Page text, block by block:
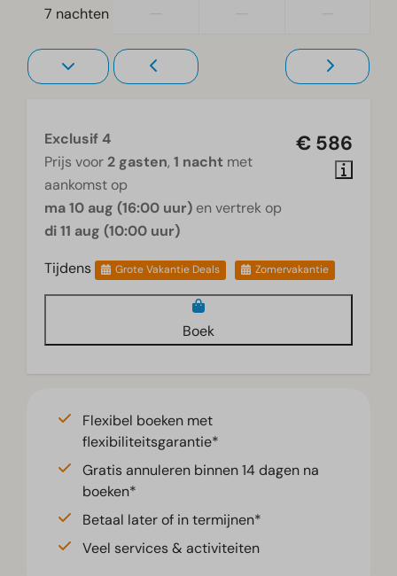
7 nachten
€ 586
Exclusif 4
Prijs voor 2 gasten, 1 nacht met
aankomst op
ma 10 aug (16:00 uur) en vertrek op
di 11 aug (10:00 uur)
Tijdens
Grote Vakantie Deals Zomervakantie
Boek
Flexibel boeken met
flexibiliteitsgarantie*
Gratis annuleren binnen 14 dagen na
boeken*
Betaal later of in termijnen*
Veel services & activiteiten